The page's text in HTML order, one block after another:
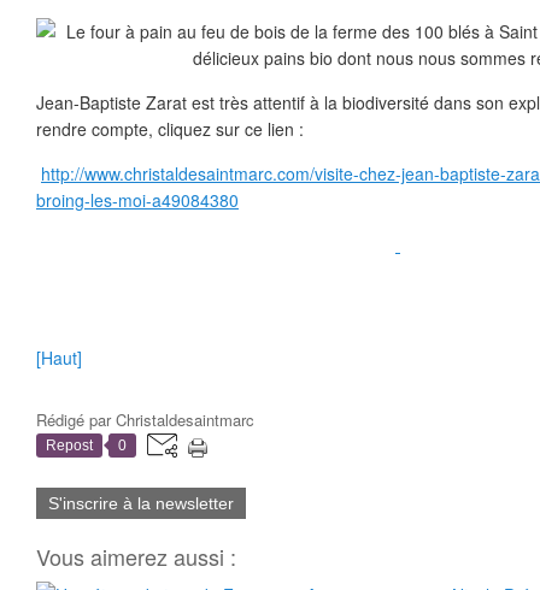
Jean-Baptiste Zarat est très attentif à la biodiversité dans son
rendre compte, cliquez sur ce lien :
http://www.christaldesaintmarc.com/visite-chez-jean-baptiste-
broing-les-moi-a49084380
[Haut]
Rédigé parChristaldesaintmarc
Repost 0
S'inscrire à la newsletter
Vous aimerez aussi :